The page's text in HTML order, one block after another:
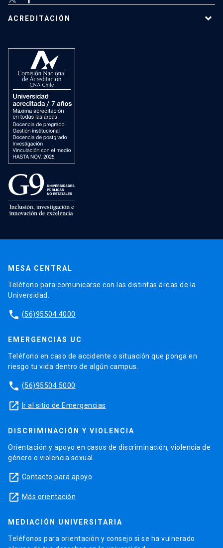
ACREDITACIÓN
MESA CENTRAL
Teléfono para comunicarse con las distintas áreas de la
Universidad.
phone (56)95504 4000
EMERGENCIAS UC
Teléfono en caso de accidente o situación que ponga en
riesgo tu vida dentro de algún campus.
phone (56)95504 5000
launch Ir al sitio de Emergencias
DISCRIMINACIÓN Y VIOLENCIA
Orientación y apoyo en casos de discriminación, violencia de
género o violencia sexual.
launch Contacto para apoyo
launch Más orientación
MEDIACIÓN UNIVERSITARIA
Teléfonos para orientación y consejo si se ha vulnerado